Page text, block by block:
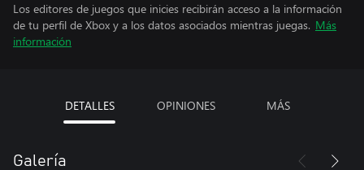
Los editores de juegos que inicies recibirán acceso a la información
de tu perfil de Xbox y a los datos asociados mientras juegas. Más
información
DETALLES OPINIONES MÁS
Galería